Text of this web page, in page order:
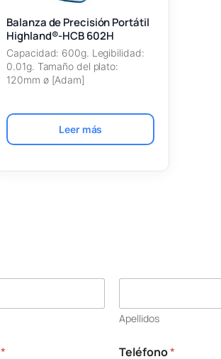
Balanza de Precisión Portátil
Highland®-HCB 602H
Capacidad: 600g. Legibilidad:
0.01g. Tamaño del plato:
120mm ø [Adam]
Leer más
Apellidos
* Teléfono*